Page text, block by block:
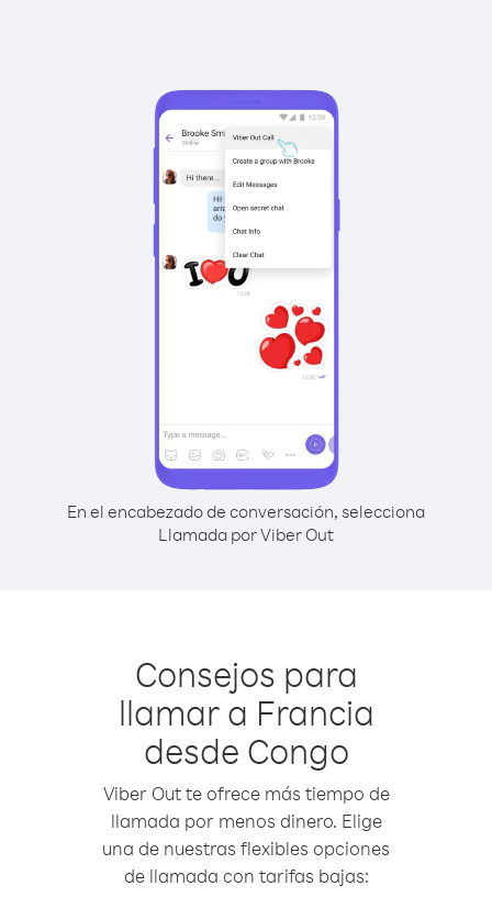
En el encabezado de conversación, selecciona
Llamada por Viber Out
Consejos para
llamar a Francia
desde Congo
Viber Out te ofrece más tiempo de
llamada por menos dinero. Elige
una de nuestras flexibles opciones
de llamada con tarifas bajas: